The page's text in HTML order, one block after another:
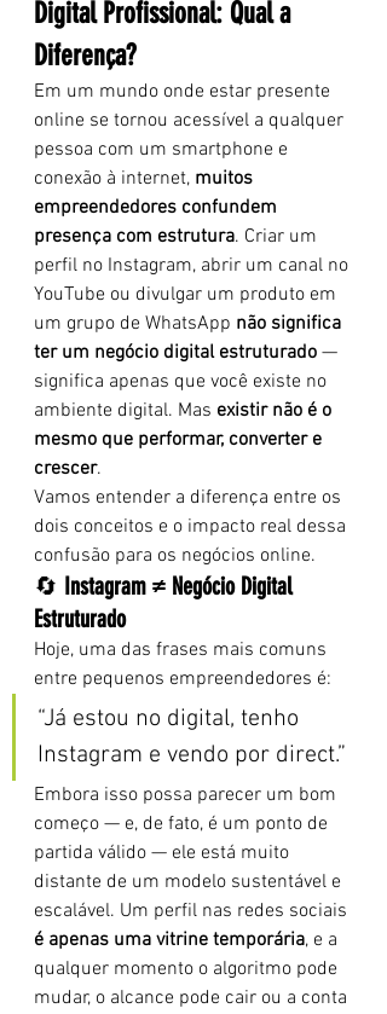
Digital Profissional: Qual a
Diferença?
Em um mundo onde estar presente
online se tornou acessível a qualquer
pessoa com um smartphone e
conexão à internet, muitos
empreendedores confundem
presença com estrutura. Criar um
perfil no Instagram, abrir um canal no
YouTube ou divulgar um produto em
um grupo de WhatsApp não significa
ter um negócio digital estruturado —
significa apenas que você existe no
ambiente digital. Mas existir não é o
mesmo que performar, converter e
crescer.
Vamos entender a diferença entre os
dois conceitos e o impacto real dessa
confusão para os negócios online.
🔄 Instagram ≠ Negócio Digital
Estruturado
Hoje, uma das frases mais comuns
entre pequenos empreendedores é:
“Já estou no digital, tenho
Instagram e vendo por direct.”
Embora isso possa parecer um bom
começo — e, de fato, é um ponto de
partida válido — ele está muito
distante de um modelo sustentável e
escalável. Um perfil nas redes sociais
é apenas uma vitrine temporária, e a
qualquer momento o algoritmo pode
mudar, o alcance pode cair ou a conta